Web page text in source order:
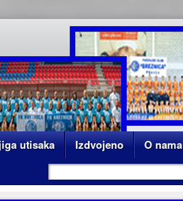
utisaka Izdvojeno O nama